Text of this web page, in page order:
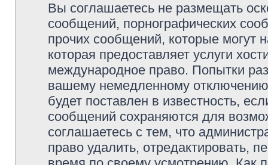
Вы соглашаетесь не размещать
сообщений, порнографических
прочих сообщений, которые могут
которая предоставляет услуги
международное право. Попытки
вашему немедленному
будет поставлен в известность,
сообщений сохраняются для
соглашаетесь с тем, что
право удалить, отредактировать,